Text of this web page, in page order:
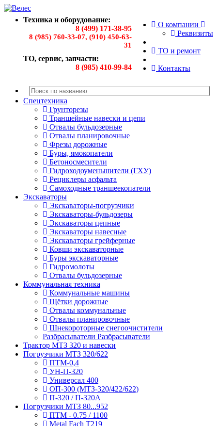
О компании
Реквизиты
ТО и ремонт
Контакты
Техника и оборудование:
8 (499) 171-38-95
8 (985) 760-33-07, (910) 450-63-
31
ТО, сервис, запчасти:
8 (985) 410-99-84
Спецтехника
Грунторезы
Траншейные навески и цепи
Отвалы бульдозерные
Отвалы планировочные
Фрезы дорожные
Буры, ямокопатели
Бетоносмесители
Гидроходоуменьшители (ГХУ)
Рециклеры асфальта
Самоходные траншеекопатели
Экскаваторы
Экскаваторы-погрузчики
Экскаваторы-бульдозеры
Экскаваторы цепные
Экскаваторы навесные
Экскаваторы грейферные
Ковши экскаваторные
Буры экскаваторные
Гидромолоты
Отвалы бульдозерные
Коммунальная техника
Коммунальные машины
Щётки дорожные
Отвалы коммунальные
Отвалы планировочные
Шнекороторные снегоочистители
Разбрасыватели Разбрасыватели
Трактор МТЗ 320 и навески
Погрузчики МТЗ 320/622
ПТМ-0,4
УН-П-320
Универсал 400
ОП-300 (МТЗ-320/422/622)
П-320 / П-320А
Погрузчики МТЗ 80...952
ПТМ - 0.75 / 1100
Metal Fach T219